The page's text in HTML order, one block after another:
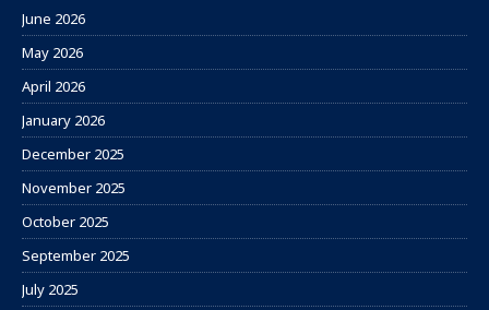
June 2026
May 2026
April 2026
January 2026
December 2025
November 2025
October 2025
September 2025
July 2025